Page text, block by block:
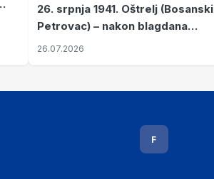
26. srpnja 1941. Oštrelj (Bosanski
Petrovac) – nakon blagdana
Svete Ane izvršen napad srpskih
26.07.2026
F